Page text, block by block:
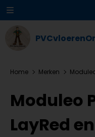
Home Merken
Moduleo
LayRed